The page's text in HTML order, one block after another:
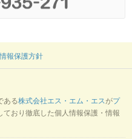
報保護方針
ある株式会社エス・エム・エスがプ
ており徹底した個人情報保護・情報